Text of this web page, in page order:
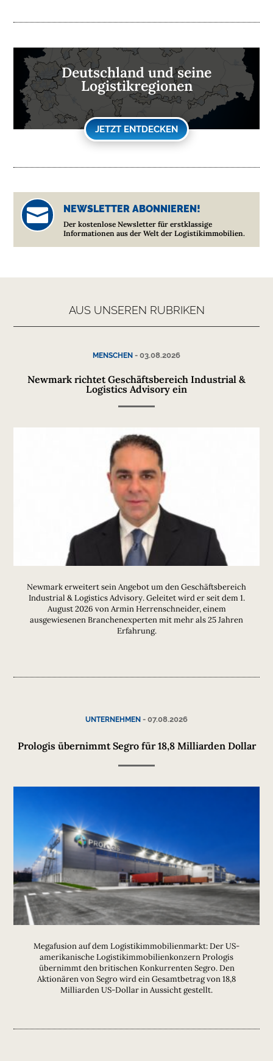
Deutschland und seine
Logistikregionen
JETZT ENTDECKEN
 NEWSLETTER ABONNIEREN!
Der kostenlose Newsletter für erstklassige
Informationen aus der Welt der Logistikimmobilien.
AUS UNSEREN RUBRIKEN
MENSCHEN - 03.08.2026
Newmark richtet Geschäftsbereich Industrial &
Logistics Advisory ein
Newmark erweitert sein Angebot um den Geschäftsbereich
Industrial & Logistics Advisory. Geleitet wird er seit dem 1.
August 2026 von Armin Herrenschneider, einem
ausgewiesenen Branchenexperten mit mehr als 25 Jahren
Erfahrung.
UNTERNEHMEN - 07.08.2026
Prologis übernimmt Segro für 18,8 Milliarden Dollar
Megafusion auf dem Logistikimmobilienmarkt: Der US-
amerikanische Logistikimmobilienkonzern Prologis
übernimmt den britischen Konkurrenten Segro. Den
Aktionären von Segro wird ein Gesamtbetrag von 18,8
Milliarden US-Dollar in Aussicht gestellt.